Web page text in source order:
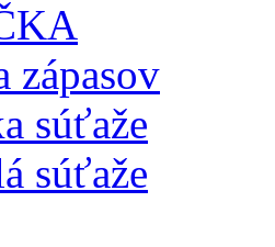
zápasov
súťaže
súťaže